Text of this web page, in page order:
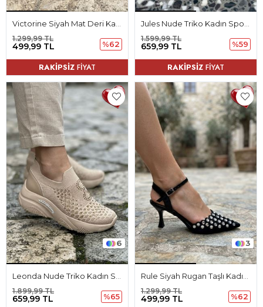
499,99 TL
1.299,99 TL
%62
RAKİPSİZ FİYAT
659,99 TL
1.599,99 TL
%59
RAKİPSİZ FİYAT
6
659,99 TL
1.899,99 TL
%65
3
499,99 TL
1.299,99 TL
%62